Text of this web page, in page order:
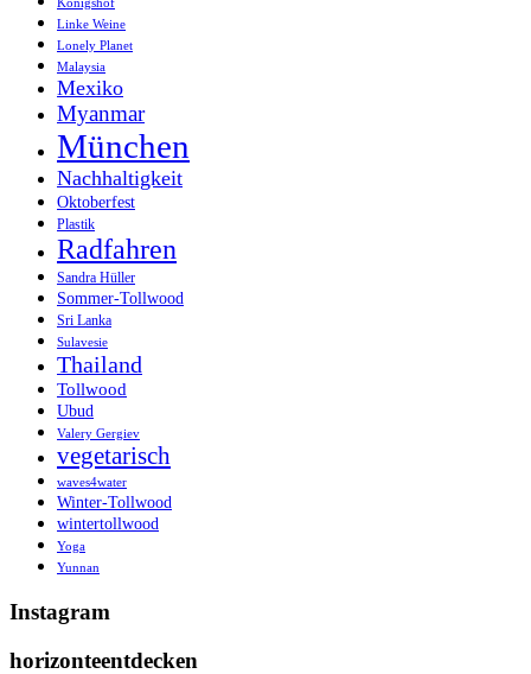
Königshof
Linke Weine
Lonely Planet
Malaysia
Mexiko
Myanmar
München
Nachhaltigkeit
Oktoberfest
Plastik
Radfahren
Sandra Hüller
Sommer-Tollwood
Sri Lanka
Sulavesie
Thailand
Tollwood
Ubud
Valery Gergiev
vegetarisch
waves4water
Winter-Tollwood
wintertollwood
Yoga
Yunnan
Instagram
horizonteentdecken